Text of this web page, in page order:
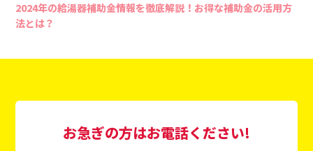
2024年の給湯器補助金情報を徹底解説！お得な補助金の活用方
法とは？
お急ぎの方はお電話ください!